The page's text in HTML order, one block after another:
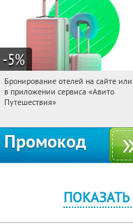
-5%
20:47:32
Получи первым!
Россия
Бронирование отелей на сайте или
в приложении сервиса «Авито
Путешествия»
Промокод